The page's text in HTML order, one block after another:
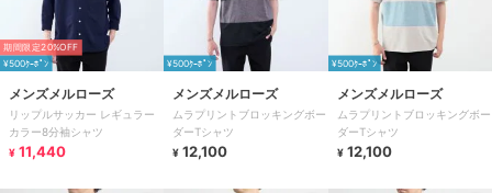
期間限定20%OFF
¥500ｸｰﾎﾟﾝ
メンズメルローズ
リップルサッカー レギュラー
カラー8分袖シャツ
¥ 11,440
¥500ｸｰﾎﾟﾝ
メンズメルローズ
ムラプリントブロッキングボー
ダーTシャツ
¥ 12,100
¥500ｸｰﾎﾟﾝ
メンズメルローズ
ムラプリントブロッキングボー
ダーTシャツ
¥ 12,100